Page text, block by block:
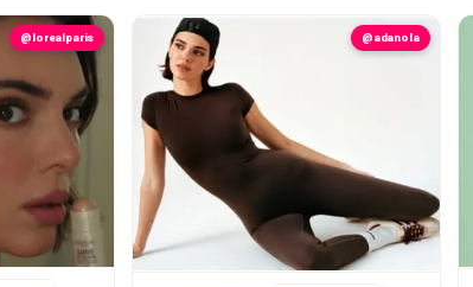
@lorealparis @adanola